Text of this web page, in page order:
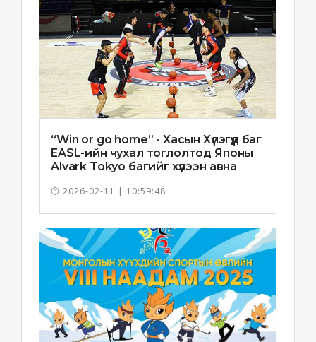
“Win or go home” - Хасын Хүлэгүүд баг
EASL-ийн чухал тоглолтод Японы
Alvark Tokyo багийг хүлээн авна
2026-02-11 | 10:59:48